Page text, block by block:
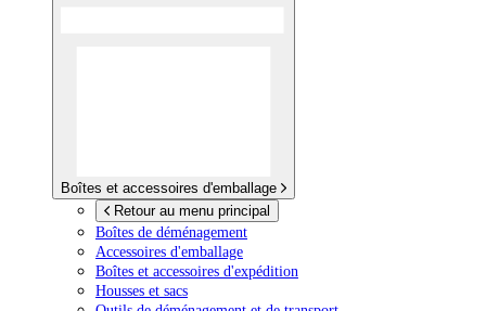
Boîtes et accessoires d'emballage
Retour au menu principal
Boîtes de déménagement
Accessoires d'emballage
Boîtes et accessoires d'expédition
Housses et sacs